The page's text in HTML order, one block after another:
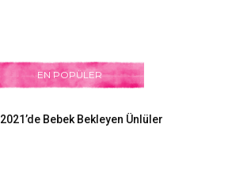
EN POPÜLER
2021’de Bebek Bekleyen Ünlüler